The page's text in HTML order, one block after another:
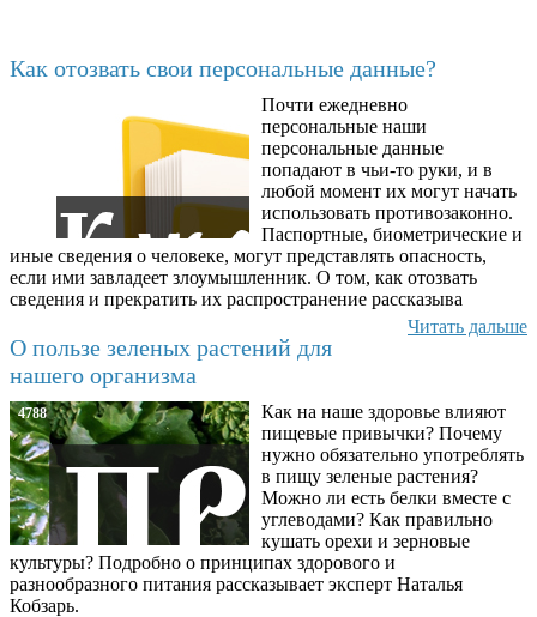
Как отозвать свои персональные данные?
Почти ежедневно
персональные наши
персональные данные
попадают в чьи-то руки, и в
любой момент их могут начать
использовать противозаконно.
Паспортные, биометрические и
иные сведения о человеке, могут представлять опасность,
если ими завладеет злоумышленник. О том, как отозвать
сведения и прекратить их распространение рассказыва
Читать дальше
О пользе зеленых растений для
нашего организма
4788
Как на наше здоровье влияют
пищевые привычки? Почему
нужно обязательно употреблять
в пищу зеленые растения?
Можно ли есть белки вместе с
углеводами? Как правильно
кушать орехи и зерновые
культуры? Подробно о принципах здорового и
разнообразного питания рассказывает эксперт Наталья
Кобзарь.